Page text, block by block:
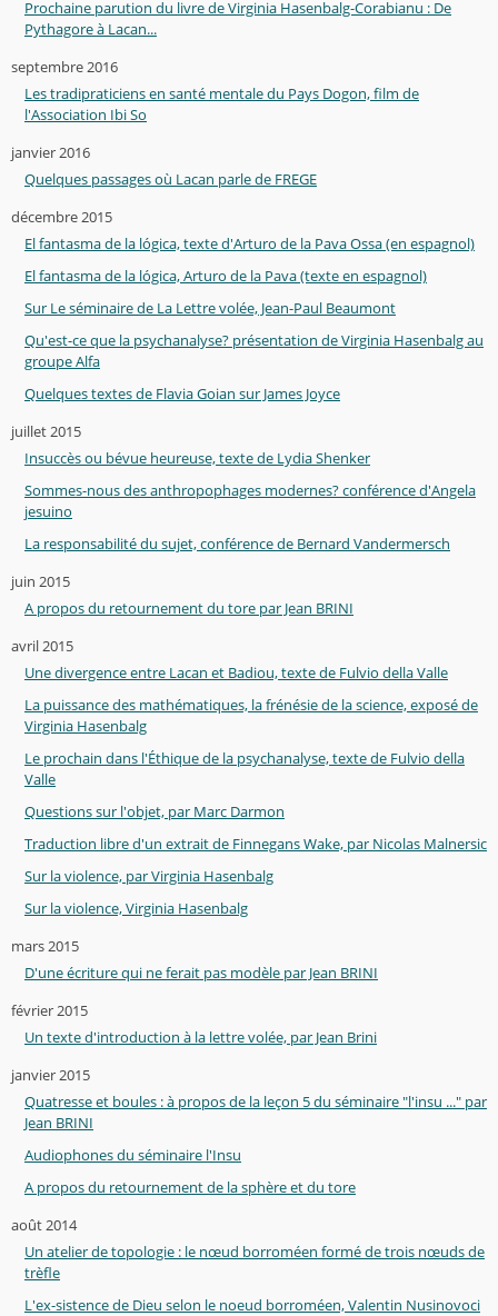
Prochaine parution du livre de Virginia Hasenbalg-Corabianu : De
Pythagore à Lacan...
septembre 2016
Les tradipraticiens en santé mentale du Pays Dogon, film de
l'Association Ibi So
janvier 2016
Quelques passages où Lacan parle de FREGE
décembre 2015
El fantasma de la lógica, texte d'Arturo de la Pava Ossa (en espagnol)
El fantasma de la lógica, Arturo de la Pava (texte en espagnol)
Sur Le séminaire de La Lettre volée, Jean-Paul Beaumont
Qu'est-ce que la psychanalyse? présentation de Virginia Hasenbalg au
groupe Alfa
Quelques textes de Flavia Goian sur James Joyce
juillet 2015
Insuccès ou bévue heureuse, texte de Lydia Shenker
Sommes-nous des anthropophages modernes? conférence d'Angela
jesuino
La responsabilité du sujet, conférence de Bernard Vandermersch
juin 2015
A propos du retournement du tore par Jean BRINI
avril 2015
Une divergence entre Lacan et Badiou, texte de Fulvio della Valle
La puissance des mathématiques, la frénésie de la science, exposé de
Virginia Hasenbalg
Le prochain dans l'Éthique de la psychanalyse, texte de Fulvio della
Valle
Questions sur l'objet, par Marc Darmon
Traduction libre d'un extrait de Finnegans Wake, par Nicolas Malnersic
Sur la violence, par Virginia Hasenbalg
Sur la violence, Virginia Hasenbalg
mars 2015
D'une écriture qui ne ferait pas modèle par Jean BRINI
février 2015
Un texte d'introduction à la lettre volée, par Jean Brini
janvier 2015
Quatresse et boules : à propos de la leçon 5 du séminaire "l'insu ..." par
Jean BRINI
Audiophones du séminaire l'Insu
A propos du retournement de la sphère et du tore
août 2014
Un atelier de topologie : le nœud borroméen formé de trois nœuds de
trèfle
L'ex-sistence de Dieu selon le noeud borroméen, Valentin Nusinovoci